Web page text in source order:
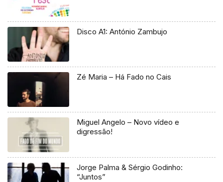
Disco A1: António Zambujo
Zé Maria – Há Fado no Cais
Miguel Angelo – Novo vídeo e
digressão!
Jorge Palma & Sérgio Godinho:
“Juntos”